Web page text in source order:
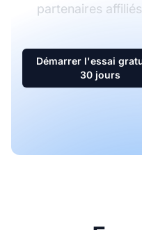
partenaires
Démarrer l'essai
30 jours